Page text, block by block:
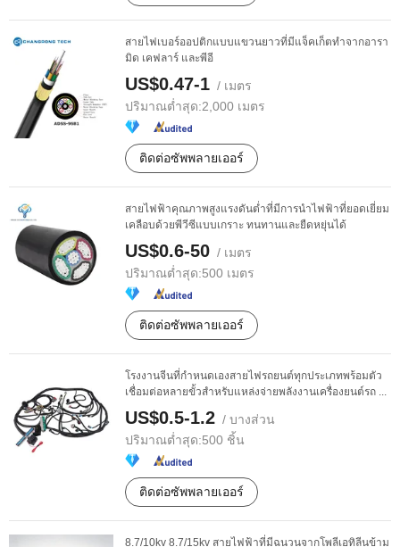
สายไฟเบอร์ออปติกแบบแขวนยาวที่มีแจ็คเก็ตทำจากอารา
มิด เคฟลาร์ และพีอี
US$0.47-1 / เมตร
ปริมาณต่ำสุด:2,000 เมตร
ติดต่อซัพพลายเออร์
สายไฟฟ้าคุณภาพสูงแรงดันต่ำที่มีการนำไฟฟ้าที่ยอดเยี่ยม
เคลือบด้วยพีวีซีแบบเกราะ ทนทานและยืดหยุ่นได้
US$0.6-50 / เมตร
ปริมาณต่ำสุด:500 เมตร
ติดต่อซัพพลายเออร์
โรงงานจีนที่กำหนดเองสายไฟรถยนต์ทุกประเภทพร้อมตัว
เชื่อมต่อหลายขั้วสำหรับแหล่งจ่ายพลังงานเครื่องยนต์รถ ...
US$0.5-1.2 / บางส่วน
ปริมาณต่ำสุด:500 ชิ้น
ติดต่อซัพพลายเออร์
8.7/10kv 8.7/15kv สายไฟฟ้าที่มีฉนวนจากโพลีเอทิลีนข้าม